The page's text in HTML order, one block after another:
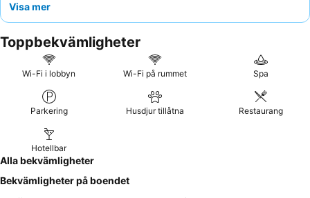
personalen i receptionen för deras vänliga och hjälpsamma
För en verkligt lugn vistelse bör gästerna be om ett rum som
vetter bort från eventuella störningar från duvor tidigt på
morgonen.
Visa mer
Toppbekvämligheter
Wi-Fi i lobbyn Wi-Fi på rummet Spa
Parkering Husdjur tillåtna Restaurang
Hotellbar
Alla bekvämligheter
Bekvämligheter på boendet